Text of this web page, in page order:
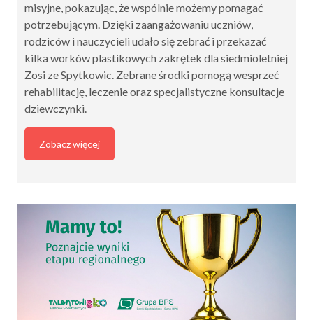
misyjne, pokazując, że wspólnie możemy pomagać
potrzebującym. Dzięki zaangażowaniu uczniów,
rodziców i nauczycieli udało się zebrać i przekazać
kilka worków plastikowych zakrętek dla siedmioletniej
Zosi ze Spytkowic. Zebrane środki pomogą wesprzeć
rehabilitację, leczenie oraz specjalistyczne konsultacje
dziewczynki.
Zobacz więcej